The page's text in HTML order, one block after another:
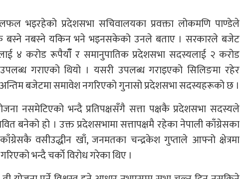
भइरहेको प्रदेशसभा सचिवालयका प्रवक्ता लोकमणि पाण्डेले
बस्ने नबस्ने यकिन भने भइनसकेको उनले बताए । सरकारले बजेट
४ करोड रूपैयाँँ र समानुपातिक प्रदेशसभा सदस्यलाई २ करोड
गराएको थियो । यसरी उपलब्ध गराइएको सिलिङमा रहेर
बजेटमा समावेश नगरिएको गुनासो प्रदेशसभा सदस्यहरूको छ ।
नसमेटिएको भन्दै प्रतिपक्षसँगै सत्ता पक्षकै प्रदेशसभा सदस्यले
बनेको हो । उक्त प्रदेशसभामा सत्तापक्षमै रहेका नेपाली काँग्रेसका
काँग्रेसकै वसीउद्धीन खाँ, जनमतका चन्द्रकेश गुप्ताले आफ्नो क्षेत्रमा
भन्दै चर्काे विरोध गरेका थिए ।